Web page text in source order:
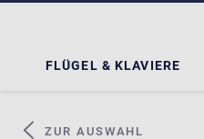
FLÜGEL & KLAVIERE
ZUR AUSWAHL